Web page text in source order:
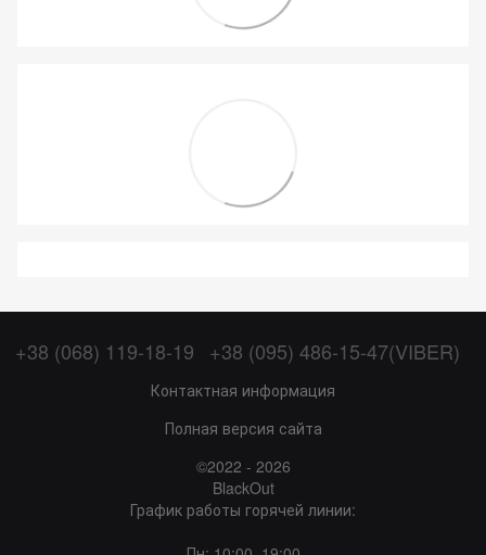
+38 (068) 119-18-19 +38 (095) 486-15-47(VIBER)
Контактная информация
Полная версия сайта
©2022 - 2026
BlackOut
График работы горячей линии: